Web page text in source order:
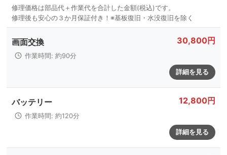
画面交換 30,800円
作業時間: 約90分
詳細を見る
バッテリー 12,800円
作業時間: 約120分
詳細を見る